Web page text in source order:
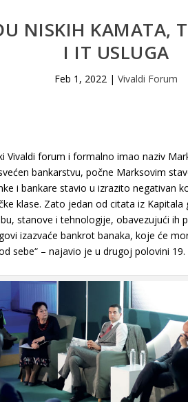
NISKIH KAMATA,
I IT USLUGA
Feb 1, 2022 |Vivaldi Forum
Vivaldi forum i formalno imao naziv
bankarstvu, počne Marksovim
i bankare stavio u izrazito negativan
klase. Zato jedan od citata iz Kapitala
stanove i tehnologije, obavezujući ih
izazvaće bankrot banaka, koje će
sebe“ – najavio je u drugoj polovini 19.